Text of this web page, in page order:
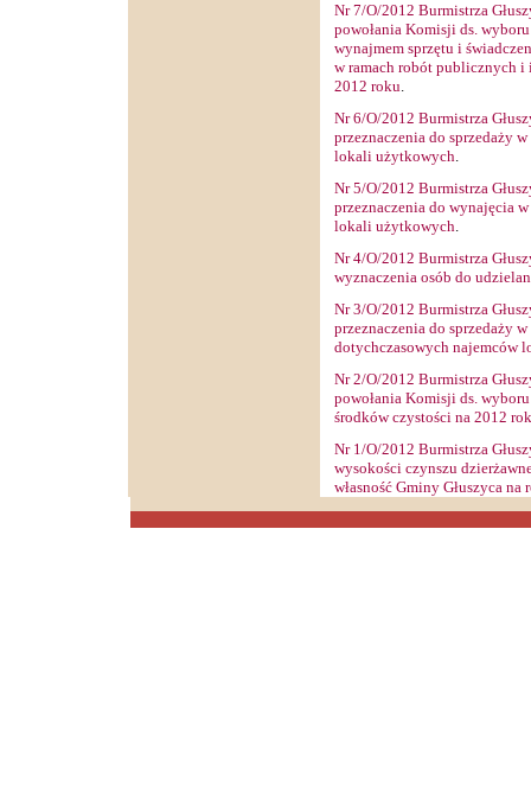
Nr 7/O/2012 Burmistrza
powołania Komisji ds.
wynajmem sprzętu i
w ramach robót publicznych i
2012 roku.
Nr 6/O/2012 Burmistrza
przeznaczenia do sprzedaży
lokali użytkowych.
Nr 5/O/2012 Burmistrza
przeznaczenia do wynajęcia
lokali użytkowych.
Nr 4/O/2012 Burmistrza
wyznaczenia osób do
Nr 3/O/2012 Burmistrza
przeznaczenia do sprzedaży
dotychczasowych najemców
Nr 2/O/2012 Burmistrza
powołania Komisji ds.
środków czystości na 2012 rok
Nr 1/O/2012 Burmistrza
wysokości czynszu
własność Gminy Głuszyca na